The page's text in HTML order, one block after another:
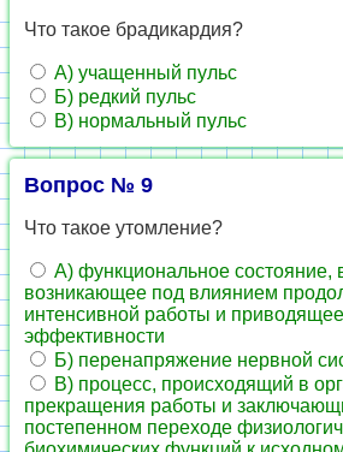
Что такое брадикардия?
А) учащенный пульс
Б) редкий пульс
В) нормальный пульс
Вопрос № 9
Что такое утомление?
А) функциональное состояние,
возникающее под влиянием
интенсивной работы и
эффективности
Б) перенапряжение нервной
В) процесс, происходящий в
прекращения работы и
постепенном переходе